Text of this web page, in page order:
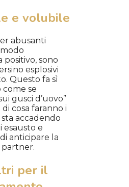
e volubile
abusanti
sono
esplosivi
Questo fa sì
se
gusci d’uovo”
cosa faranno i
accadendo
e
anticipare la
partner.
per il